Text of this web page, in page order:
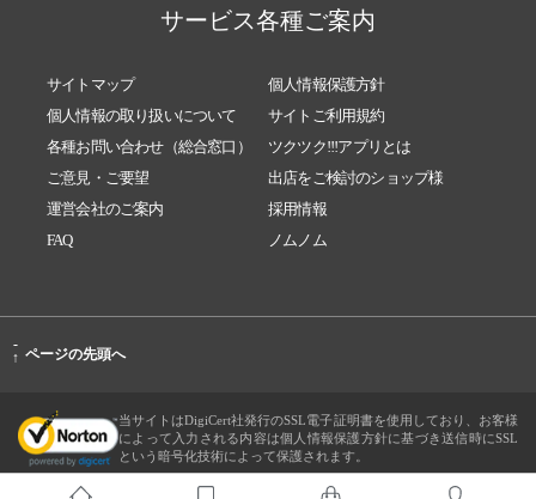
サービス各種ご案内
サイトマップ
個人情報保護方針
個人情報の取り扱いについて
サイトご利用規約
各種お問い合わせ（総合窓口）
ツクツク!!!アプリとは
ご意見・ご要望
出店をご検討のショップ様
運営会社のご案内
採用情報
FAQ
ノムノム
-
↑ ページの先頭へ
当サイトはDigiCert社発行のSSL電子証明書を使用しており、お客様
によって入力される内容は個人情報保護方針に基づき送信時にSSL
という暗号化技術によって保護されます。